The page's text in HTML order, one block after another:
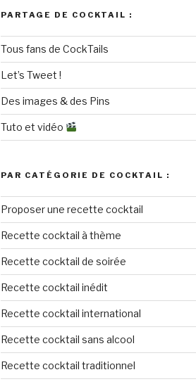
PARTAGE DE COCKTAIL :
Tous fans de CockTails
Let’s Tweet !
Des images & des Pins
Tuto et vidéo
PAR CATÉGORIE DE COCKTAIL :
Proposer une recette cocktail
Recette cocktail à thème
Recette cocktail de soirée
Recette cocktail inédit
Recette cocktail international
Recette cocktail sans alcool
Recette cocktail traditionnel